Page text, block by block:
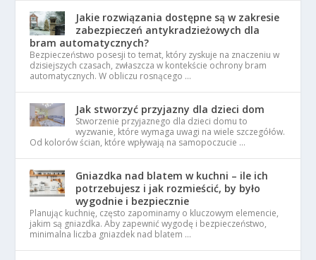
Jakie rozwiązania dostępne są w zakresie
zabezpieczeń antykradzieżowych dla
bram automatycznych?
Bezpieczeństwo posesji to temat, który zyskuje na znaczeniu w
dzisiejszych czasach, zwłaszcza w kontekście ochrony bram
automatycznych. W obliczu rosnącego …
Jak stworzyć przyjazny dla dzieci dom
Stworzenie przyjaznego dla dzieci domu to
wyzwanie, które wymaga uwagi na wiele szczegółów.
Od kolorów ścian, które wpływają na samopoczucie …
Gniazdka nad blatem w kuchni – ile ich
potrzebujesz i jak rozmieścić, by było
wygodnie i bezpiecznie
Planując kuchnię, często zapominamy o kluczowym elemencie,
jakim są gniazdka. Aby zapewnić wygodę i bezpieczeństwo,
minimalna liczba gniazdek nad blatem …